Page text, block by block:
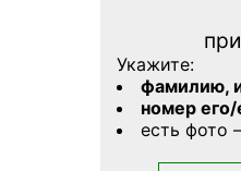
Укажите:
фамилию,
номер
есть фото